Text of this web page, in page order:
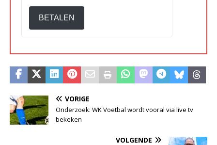
BETALEN
VORIGE
Onderzoek: WK Voetbal wordt vooral via live tv
bekeken
VOLGENDE